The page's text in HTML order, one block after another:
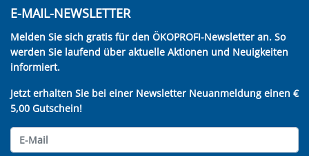
E-MAIL-NEWSLETTER
Melden Sie sich gratis für den ÖKOPROFI-Newsletter an. So
werden Sie laufend über aktuelle Aktionen und Neuigkeiten
informiert.
Jetzt erhalten Sie bei einer Newsletter Neuanmeldung einen €
5,00 Gutschein!